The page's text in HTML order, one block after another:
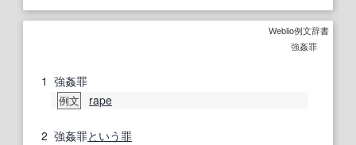
Weblio例文辞書
強姦罪
1 強姦罪
例文 rape
2 強姦罪という罪